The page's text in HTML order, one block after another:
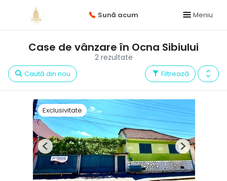
Sună acum Meniu
2 rezultate
Case de vânzare în Ocna Sibiului
Filtrează
Caută din nou
Exclusivitate
Previous Next